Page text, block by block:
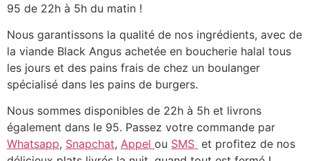
95 de 22h à 5h du matin !
Nous garantissons la qualité de nos ingrédients, avec de
la viande Black Angus achetée en boucherie halal tous
les jours et des pains frais de chez un boulanger
spécialisé dans les pains de burgers.
Nous sommes disponibles de 22h à 5h et livrons
également dans le 95. Passez votre commande par
Whatsapp, Snapchat, Appel ou SMS et profitez de nos